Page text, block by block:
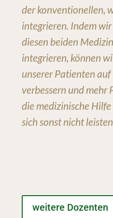
der konventionellen,
integrieren. Indem wir
diesen beiden
integrieren, können
unserer Patienten
verbessern und mehr
die medizinische
sich sonst nicht
weitere Dozenten